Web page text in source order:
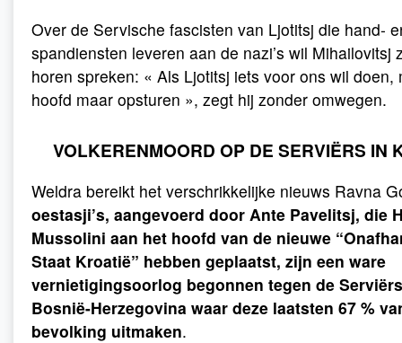
Over de Servische fascisten van Ljotitsj die hand-
spandiensten leveren aan de nazi’s wil Mihailovitsj
horen spreken: « Als Ljotitsj iets voor ons wil doen,
hoofd maar opsturen », zegt hij zonder omwegen.
VOLKERENMOORD OP DE SERVIËRS IN
Weldra bereikt het verschrikkelijke nieuws Ravna
oestasji’s, aangevoerd door Ante Pavelitsj, die
Mussolini aan het hoofd van de nieuwe
Staat Kroatië” hebben geplaatst, zijn een ware
vernietigingsoorlog begonnen tegen de
Bosnië-Herzegovina waar deze laatsten 67 %
bevolking uitmaken.